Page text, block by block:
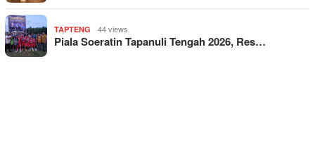
TAPTENG 44 views
Piala Soeratin Tapanuli Tengah 2026, Res…